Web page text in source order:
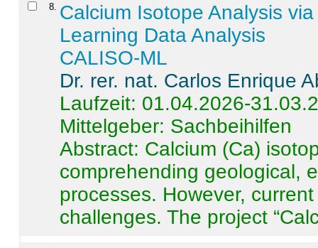
8 Calcium Isotope Analysis
Learning Data Analysis
CALISO-ML
Dr. rer. nat. Carlos Enrique
Laufzeit: 01.04.2026-
Mittelgeber: Sachbeihilfen
Abstract: Calcium (Ca)
comprehending geological,
processes. However,
challenges. The project